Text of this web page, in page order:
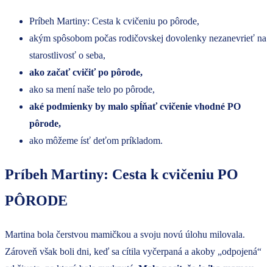
Príbeh Martiny: Cesta k cvičeniu po pôrode,
akým spôsobom počas rodičovskej dovolenky nezanevrieť na
starostlivosť o seba,
ako začať cvičiť po pôrode,
ako sa mení naše telo po pôrode,
aké podmienky by malo spĺňať cvičenie vhodné PO
pôrode,
ako môžeme ísť deťom príkladom.
Príbeh Martiny: Cesta k cvičeniu PO
PÔRODE
Martina bola čerstvou mamičkou a svoju novú úlohu milovala.
Zároveň však boli dni, keď sa cítila vyčerpaná a akoby „odpojená“